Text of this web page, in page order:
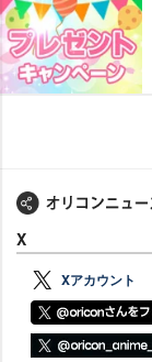
X
Xアカウント